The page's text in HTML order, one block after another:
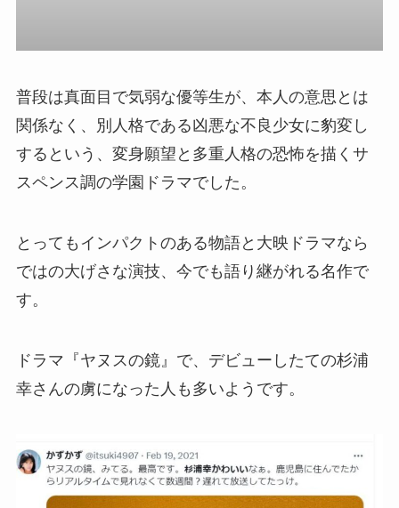
普段は真面目で気弱な優等生が、本人の意思とは
関係なく、別人格である凶悪な不良少女に豹変し
するという、変身願望と多重人格の恐怖を描くサ
スペンス調の学園ドラマでした。
とってもインパクトのある物語と大映ドラマなら
ではの大げさな演技、今でも語り継がれる名作で
す。
ドラマ『ヤヌスの鏡』で、デビューしたての杉浦
幸さんの虜になった人も多いようです。